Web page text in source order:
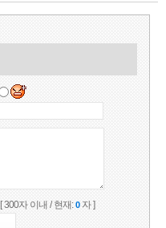
[ 300자 이내 / 현재:0자 ]